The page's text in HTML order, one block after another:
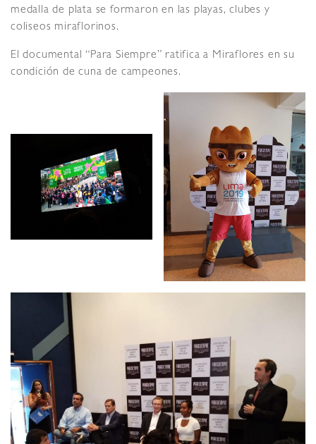
medalla de plata se formaron en las playas, clubes y
coliseos miraflorinos.
El documental “Para Siempre” ratifica a Miraflores en su
condición de cuna de campeones.